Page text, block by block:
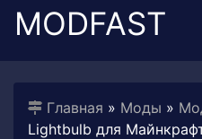
MODFAST
Главная » Моды »
Lightbulb для